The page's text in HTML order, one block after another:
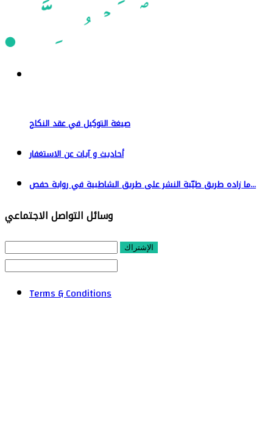
صيغة التوكيل في عقد النكاح
أحاديث و آيات عن الاستغفار
ما زاده طريق طيّبة النشر على طريق الشاطبية في رواية حفص...
وسائل التواصل الاجتماعي
الإشتراك
Terms & Conditions